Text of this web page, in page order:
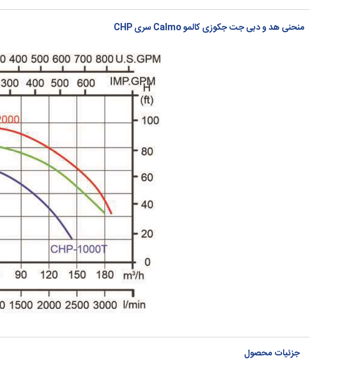
منحنی هد و دبی جت جکوزی کالمو Calmo سری CHP
جزئیات محصول